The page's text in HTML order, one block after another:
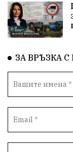
РИОСВ МОСВ
Ивайловград
ЗА ВРЪЗКА С